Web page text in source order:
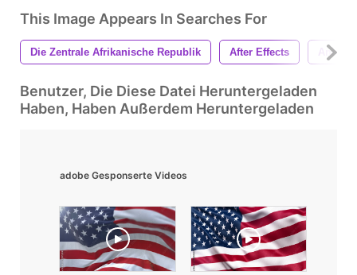
This Image Appears In Searches For
Die Zentrale Afrikanische Republik After Effects
Benutzer, Die Diese Datei Heruntergeladen
Haben, Haben Außerdem Heruntergeladen
adobe Gesponserte Videos